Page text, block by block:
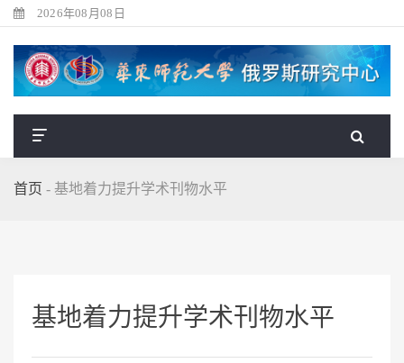
2026年08月08日
首页 - 基地着力提升学术刊物水平
基地着力提升学术刊物水平